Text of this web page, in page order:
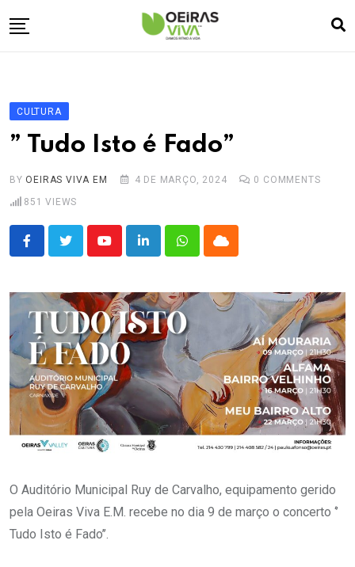
to
Oeiras Marina
Cultura 🎭
Turismo✈️
Agenda
CULTURA
” Tudo Isto é Fado”
BY OEIRAS VIVA EM 4 DE MARÇO, 2024 0 COMMENTS
851 VIEWS
YoutubeLinkedInWhatsappCloud
O Auditório Municipal Ruy de Carvalho, equipamento gerido
pela Oeiras Viva E.M. recebe no dia 9 de março o concerto ‘’
Tudo Isto é Fado’’.